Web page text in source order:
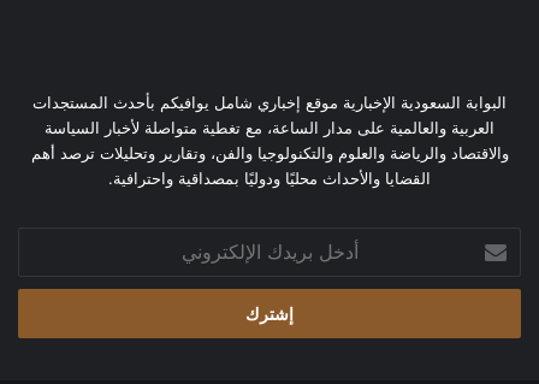
البوابة السعودية الإخبارية موقع إخباري شامل يوافيكم بأحدث المستجدات
العربية والعالمية على مدار الساعة، مع تغطية متواصلة لأخبار السياسة
والاقتصاد والرياضة والعلوم والتكنولوجيا والفن، وتقارير وتحليلات ترصد أهم
القضايا والأحداث محليًا ودوليًا بمصداقية واحترافية.
بريدك
الإلكتروني